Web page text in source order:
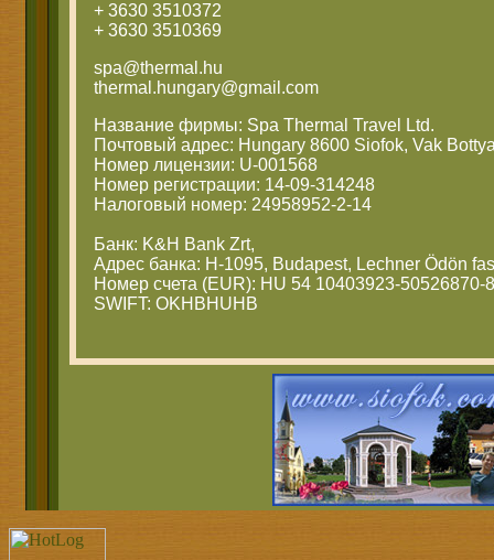
+ 3630 3510372
+ 3630 3510369
spa@thermal.hu
thermal.hungary@gmail.com
Название фирмы: Spa Thermal Travel Ltd.
Почтовый адрес: Hungary 8600 Siofok, Vak
Номер лицензии: U-001568
Номер регистрации: 14-09-314248
Налоговый номер: 24958952-2-14
Банк: K&H Bank Zrt,
Адрес банка: H-1095, Budapest, Lechner Ödön
Номер счета (EUR): HU 54 10403923-50526870-
SWIFT: OKHBHUHB